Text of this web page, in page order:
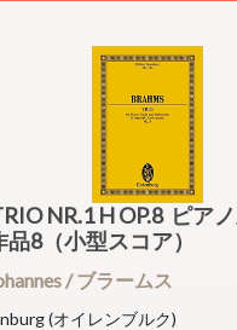
NR.1 H OP.8 ピア
8（小型スコア）
/ ブラームス
(オイレンブルク)